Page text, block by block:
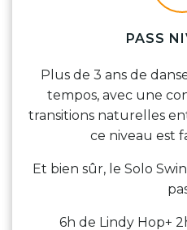
PASS
Plus de 3 ans de
tempos, avec une
transitions naturelles
ce niveau est
Et bien sûr, le Solo
6h de Lindy Hop+